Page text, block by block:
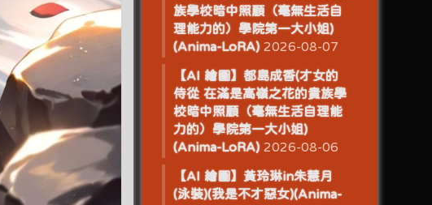
族學校暗中照顧（毫無生活自
理能力的）學院第一大小姐)
(Anima-LoRA) 2026-08-07
【AI 繪圖】都島成香(才女的
侍從 在滿是高嶺之花的貴族學
校暗中照顧（毫無生活自理能
力的）學院第一大小姐)
(Anima-LoRA) 2026-08-06
【AI 繪圖】黃玲琳in朱慧月
(泳裝)(我是不才惡女)(Anima-